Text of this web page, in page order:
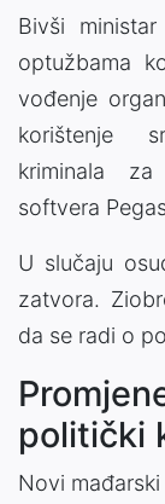
Bivši
optužbama
vođenje
korištenje
kriminala za
softvera
U slučaju
zatvora.
da se radi o
politički
Novi